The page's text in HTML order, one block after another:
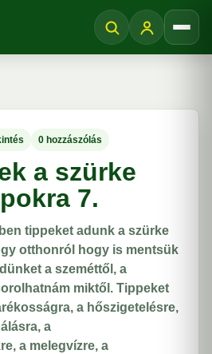
0 hozzászólás
a szürke
7.
tippeket adunk a szürke
otthonról hogy is mentsük
a szeméttől, a
miktől. Tippeket
a hőszigetelésre,
a
a melegvízre, a